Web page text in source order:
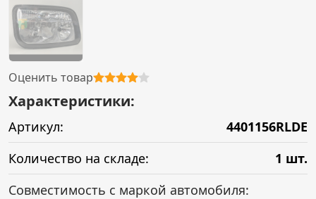
Оценить товар
Характеристики:
Артикул:
4401156RLDE
Количество на складе:
1 шт.
Совместимость с маркой автомобиля: